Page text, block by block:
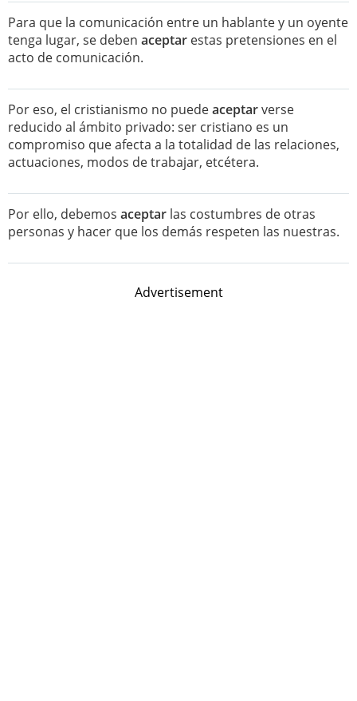
Para que la comunicación entre un hablante y un oyente
tenga lugar, se deben aceptar estas pretensiones en el
acto de comunicación.
Por eso, el cristianismo no puedeaceptarverse
reducido al ámbito privado: ser cristiano es un
compromiso que afecta a la totalidad de las relaciones,
actuaciones, modos de trabajar, etcétera.
Por ello, debemos aceptar las costumbres de otras
personas y hacer que los demás respeten las nuestras.
Advertisement